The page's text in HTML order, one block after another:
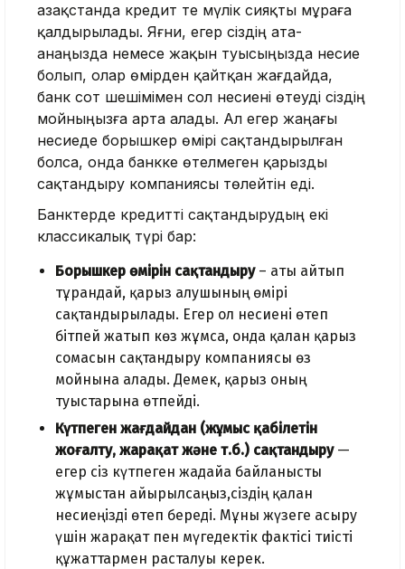
Қазақстанда кредит те мүлік сияқты мұраға
қалдырылады. Яғни, егер сіздің ата-
анаңызда немесе жақын туысыңызда несие
болып, олар өмірден қайтқан жағдайда,
банк сот шешімімен сол несиені өтеуді сіздің
мойныңызға арта алады. Ал егер жаңағы
несиеде борышкер өмірі сақтандырылған
болса, онда банкке өтелмеген қарызды
сақтандыру компаниясы төлейтін еді.
Банктерде кредитті сақтандырудың екі
классикалық түрі бар:
Борышкер өмірін сақтандыру– аты айтып
тұрғандай, қарыз алушының өмірі
сақтандырылады. Егер ол несиені өтеп
бітпей жатып көз жұмса, онда қалған қарыз
сомасын сақтандыру компаниясы өз
мойнына алады. Демек, қарыз оның
туыстарына өтпейді.
Күтпеген жағдайдан (жұмыс қабілетін
жоғалту, жарақат және т.б.) сақтандыру—
егер сіз күтпеген жағдайға байланысты
жұмыстан айырылсаңыз,сіздің қалған
несиеңізді өтеп береді. Мұны жүзеге асыру
үшін жарақат пен мүгедектік фактісі тиісті
құжаттармен расталуы керек.